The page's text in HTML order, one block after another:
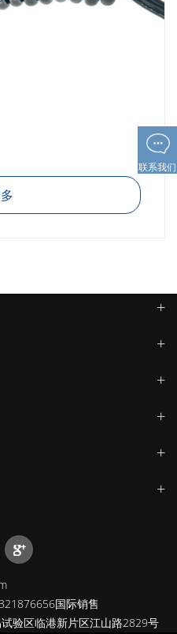
联系我们
国际销售
验区临港新片区江山路2829号